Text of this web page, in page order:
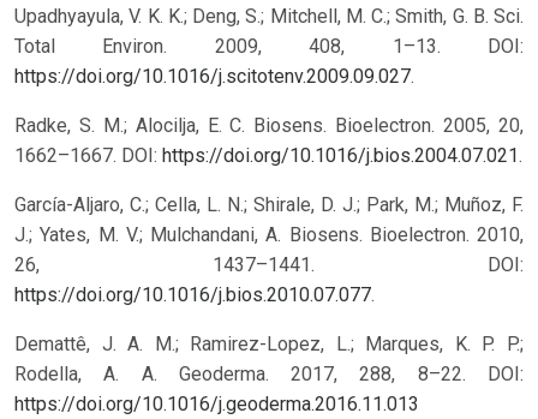
Upadhyayula, V. K. K.; Deng, S.; Mitchell, M. C.; Smith, G. B. Sci.
Total Environ. 2009, 408, 1–13. DOI:
https://doi.org/10.1016/j.scitotenv.2009.09.027.
Radke, S. M.; Alocilja, E. C. Biosens. Bioelectron. 2005, 20,
1662–1667. DOI: https://doi.org/10.1016/j.bios.2004.07.021.
García-Aljaro, C.; Cella, L. N.; Shirale, D. J.; Park, M.; Muñoz, F.
J.; Yates, M. V.; Mulchandani, A. Biosens. Bioelectron. 2010,
26, 1437–1441. DOI:
https://doi.org/10.1016/j.bios.2010.07.077.
Demattê, J. A. M.; Ramirez-Lopez, L.; Marques, K. P. P.;
Rodella, A. A. Geoderma. 2017, 288, 8–22.
DOI:
https://doi.org/10.1016/j.geoderma.2016.11.013